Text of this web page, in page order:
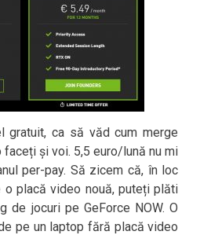
gratuit, ca să văd cum merge
și voi. 5,5 euro/lună nu mi
per-pay. Să zicem că, în loc
placă video nouă, puteți plăti
de jocuri pe GeForce NOW. O
pe un laptop fără placă video